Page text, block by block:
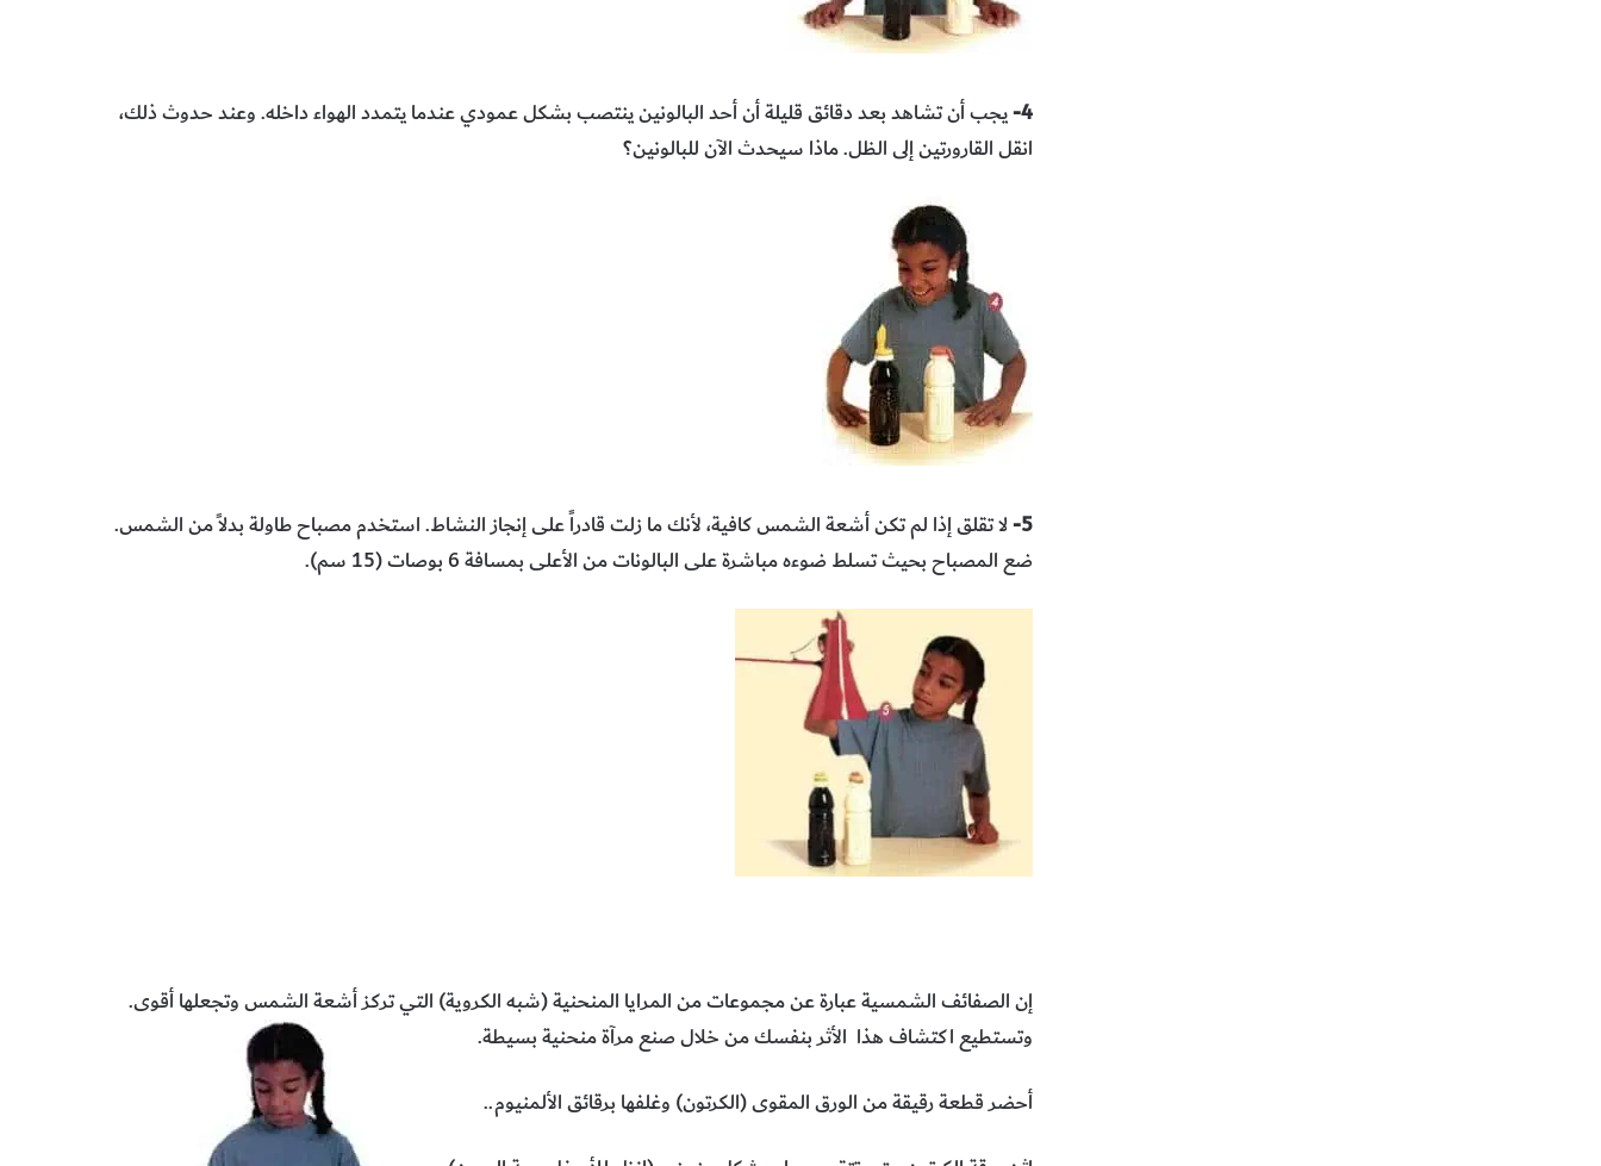
4- يجب أن تشاهد بعد دقائق قليلة أن أحد البالونين ينتصب بشكل عمودي عندما يتمدد الهواء داخله. وعند حدوث ذلك،
انقل القارورتين إلى الظل. ماذا سيحدث الآن للبالونين؟
5- لا تقلق إذا لم تكن أشعة الشمس كافية، لأنك ما زلت قادراً على إنجاز النشاط. استخدم مصباح طاولة بدلاً من الشمس.
ضع المصباح بحيث تسلط ضوءه مباشرة على البالونات من الأعلى بمسافة 6 بوصات (15 سم).
إن الصفائف الشمسية عبارة عن مجموعات من المرايا المنحنية (شبه الكروية) التي تركز أشعة الشمس وتجعلها أقوى.
وتستطيع اكتشاف هذا الأثر بنفسك من خلال صنع مرآة منحنية بسيطة.
أحضر قطعة رقيقة من الورق المقوى (الكرتون) وغلفها برقائق الألمنيوم..